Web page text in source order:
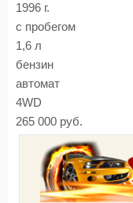
1996 г.
с пробегом
1,6 л
бензин
автомат
4WD
265 000 руб.